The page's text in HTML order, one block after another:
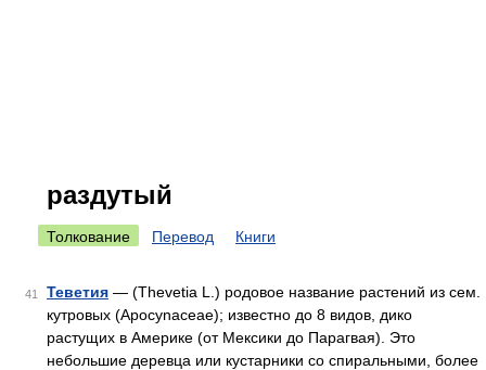
раздутый
Толкование Перевод Книги
41 Теветия — (Thevetia L.) родовое название растений из сем.
кутровых (Apocynaceae); известно до 8 видов, дико
растущих в Америке (от Мексики до Парагвая). Это
небольшие деревца или кустарники со спиральными, более